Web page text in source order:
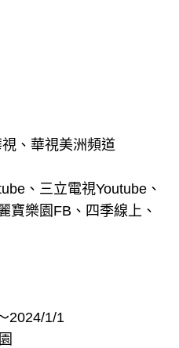
、華視美洲頻道
、三立電視Youtube、
寶樂園FB、四季線上、
2024/1/1